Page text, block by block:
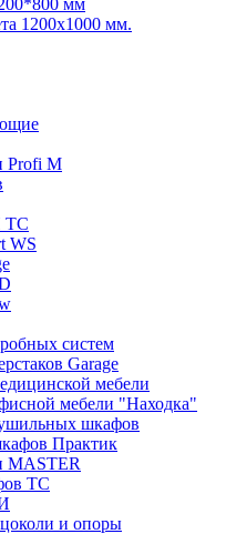
1200х1000 мм.
Profi M
TC
WS
систем
Garage
мебели
мебели "Находка"
шкафов
Практик
MASTER
ТС
и опоры